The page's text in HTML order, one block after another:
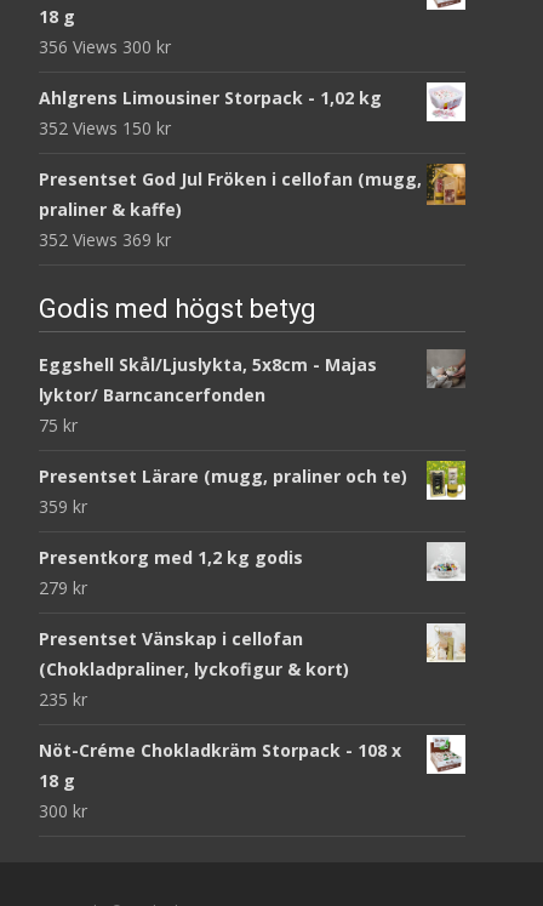
18 g
356 Views 300 kr
Ahlgrens Limousiner Storpack - 1,02 kg
352 Views 150 kr
Presentset God Jul Fröken i cellofan (mugg,
praliner & kaffe)
352 Views 369 kr
Godis med högst betyg
Eggshell Skål/Ljuslykta, 5x8cm - Majas
lyktor/ Barncancerfonden
75 kr
Presentset Lärare (mugg, praliner och te)
359 kr
Presentkorg med 1,2 kg godis
279 kr
Presentset Vänskap i cellofan
(Chokladpraliner, lyckofigur & kort)
235 kr
Nöt-Créme Chokladkräm Storpack - 108 x
18 g
300 kr